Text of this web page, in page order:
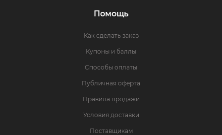
Помощь
Как сделать заказ
Купоны и баллы
Способы оплаты
Публичная оферта
Правила продажи
Условия доставки
Поставщикам